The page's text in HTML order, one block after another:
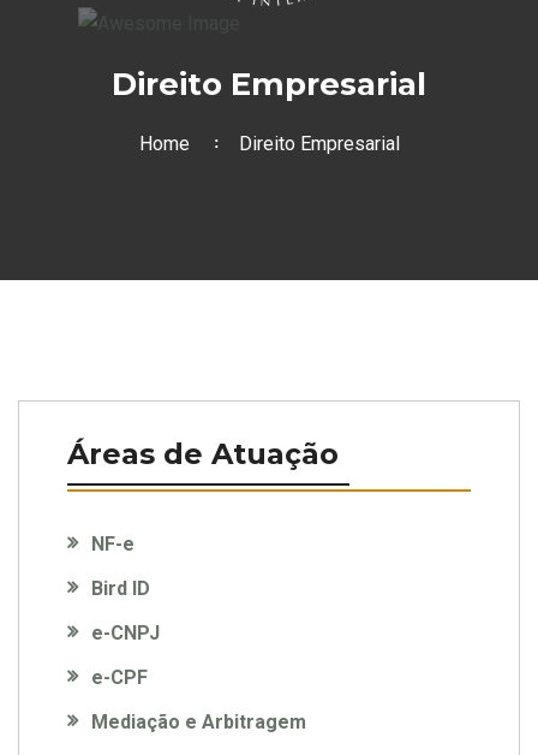
Direito Empresarial
Home Direito Empresarial
Áreas de Atuação
NF-e
Bird ID
e-CNPJ
e-CPF
Mediação e Arbitragem